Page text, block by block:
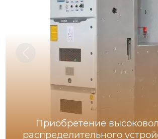
Приобретение
распределительного